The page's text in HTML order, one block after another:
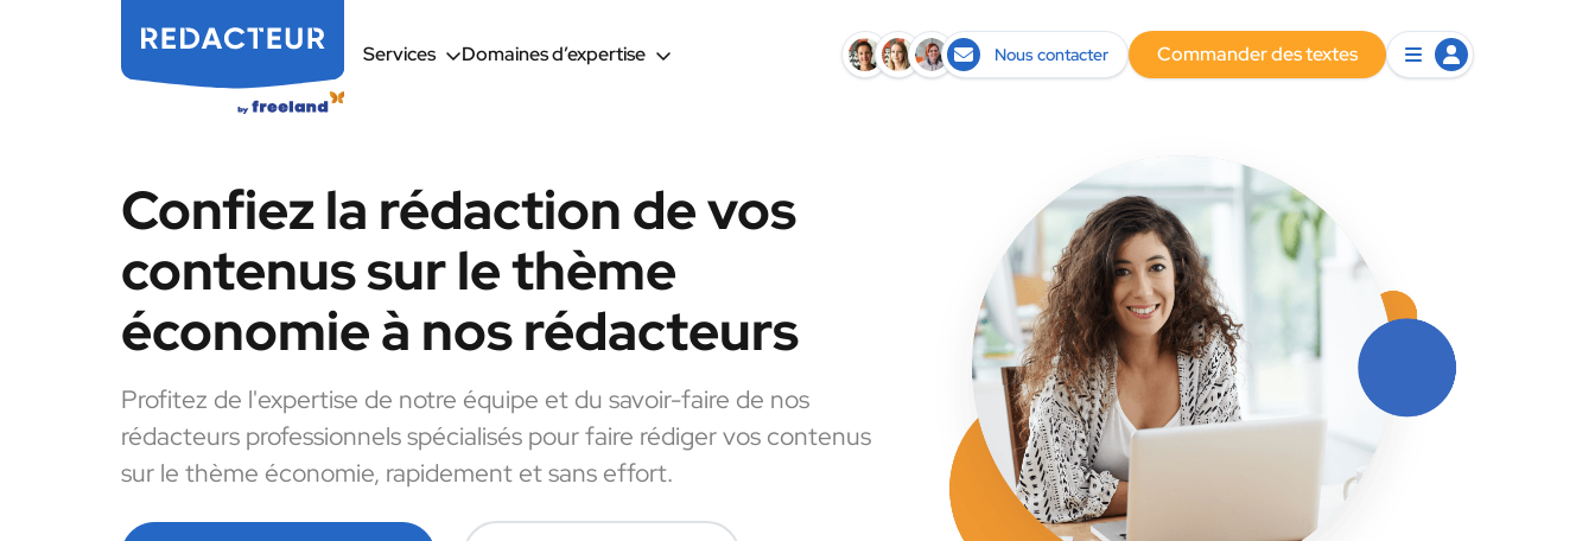
Services Domaines d’expertise Nous contacter Commander des textes
Confiez la rédaction de vos
contenus sur le thème
économie à nos rédacteurs
Profitez de l'expertise de notre équipe et du savoir-faire de nos
rédacteurs professionnels spécialisés pour faire rédiger vos contenus
sur le thème économie, rapidement et sans effort.